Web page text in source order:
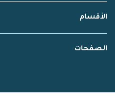
الأقسام
الصفحات